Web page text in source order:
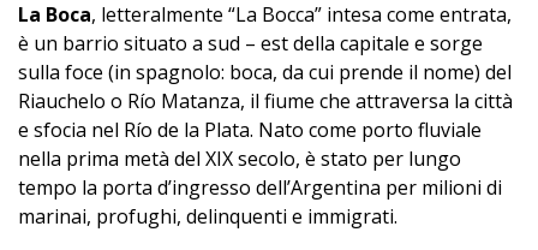
La Boca, letteralmente “La Bocca” intesa come entrata,
è un barrio situato a sud – est della capitale e sorge
sulla foce (in spagnolo: boca, da cui prende il nome) del
Riauchelo o Río Matanza, il fiume che attraversa la città
e sfocia nel Río de la Plata. Nato come porto fluviale
nella prima metà del XIX secolo, è stato per lungo
tempo la porta d’ingresso dell’Argentina per milioni di
marinai, profughi, delinquenti e immigrati.